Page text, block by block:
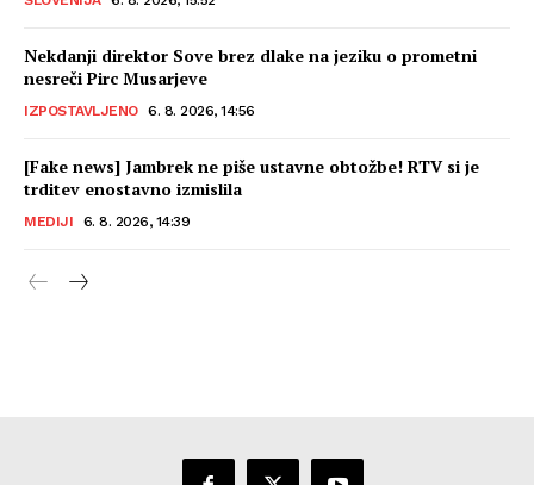
Nekdanji direktor Sove brez dlake na jeziku o prometni
nesreči Pirc Musarjeve
IZPOSTAVLJENO 6. 8. 2026, 14:56
[Fake news] Jambrek ne piše ustavne obtožbe! RTV si je
trditev enostavno izmislila
MEDIJI 6. 8. 2026, 14:39